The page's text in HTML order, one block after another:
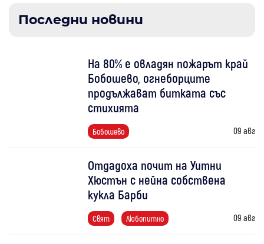
Последни новини
На 80% е овладян пожарът край
Бобошево, огнеборците
продължават битката със
стихията
Бобошево 09 авг
Отдадоха почит на Уитни
Хюстън с нейна собствена
кукла Барби
Свят Любопитно 09 авг